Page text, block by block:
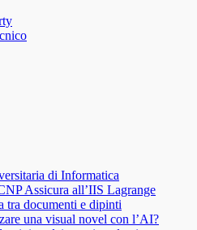
di Informatica
Assicura all’IIS Lagrange
tra documenti e dipinti
una visual novel con l’AI?